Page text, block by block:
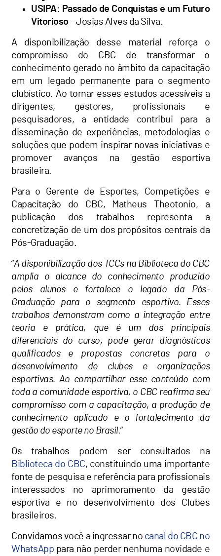
USIPA: Passado de Conquistas e um Futuro
Vitorioso– Josias Alves da Silva.
A disponibilização desse material reforça o
compromisso do CBC de transformar o
conhecimento gerado no âmbito da capacitação
em um legado permanente para o segmento
clubístico. Ao tornar esses estudos acessíveis a
dirigentes, gestores, profissionais e
pesquisadores, a entidade contribui para a
disseminação de experiências, metodologias e
soluções que podem inspirar novas iniciativas e
promover avanços na gestão esportiva
brasileira.
Para o Gerente de Esportes, Competições e
Capacitação do CBC, Matheus Theotonio, a
publicação dos trabalhos representa a
concretização de um dos propósitos centrais da
Pós-Graduação.
“A disponibilização dos TCCs na Biblioteca do CBC
amplia o alcance do conhecimento produzido
pelos alunos e fortalece o legado da Pós-
Graduação para o segmento esportivo. Esses
trabalhos demonstram como a integração entre
teoria e prática, que é um dos principais
diferenciais do curso, pode gerar diagnósticos
qualificados e propostas concretas para o
desenvolvimento de clubes e organizações
esportivas. Ao compartilhar esse conteúdo com
toda a comunidade esportiva, o CBC reafirma seu
compromisso com a capacitação, a produção de
conhecimento aplicado e o fortalecimento da
gestão do esporte no Brasil.”
Os trabalhos podem ser consultados na
Biblioteca do CBC, constituindo uma importante
fonte de pesquisa e referência para profissionais
interessados no aprimoramento da gestão
esportiva e no desenvolvimento dos Clubes
brasileiros.
Convidamos você a ingressar no canal do CBC no
WhatsApp para não perder nenhuma novidade e